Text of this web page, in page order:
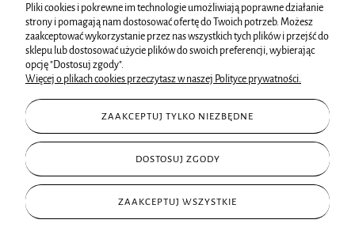
biuro@cukierniareklamowa.pl
info@cukierniareklamowa.pl
+48 602 15 25 99
ul. Starowiejska 80, 43-600 Jaworzno
Sklep internetowy
Pliki cookies i pokrewne im technologie umożliwiają poprawne działanie
strony i pomagają nam dostosować ofertę do Twoich potrzeb. Możesz
zaakceptować wykorzystanie przez nas wszystkich tych plików i przejść do
sklepu lub dostosować użycie plików do swoich preferencji, wybierając
opcję "Dostosuj zgody".
Więcej o plikach cookies przeczytasz w naszej Polityce prywatności.
ZAAKCEPTUJ TYLKO NIEZBĘDNE
DOSTOSUJ ZGODY
ZAAKCEPTUJ WSZYSTKIE